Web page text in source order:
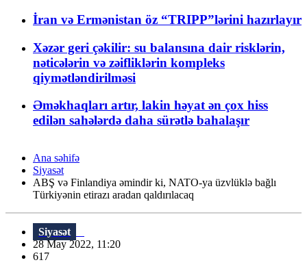
İran və Ermənistan öz “TRIPP”lərini hazırlayır
Xəzər geri çəkilir: su balansına dair risklərin,
nəticələrin və zəifliklərin kompleks
qiymətləndirilməsi
Əməkhaqları artır, lakin həyat ən çox hiss
edilən sahələrdə daha sürətlə bahalaşır
Ana səhifə
Siyasət
ABŞ və Finlandiya əmindir ki, NATO-ya üzvlüklə bağlı
Türkiyənin etirazı aradan qaldırılacaq
Siyasət
28 May 2022, 11:20
617